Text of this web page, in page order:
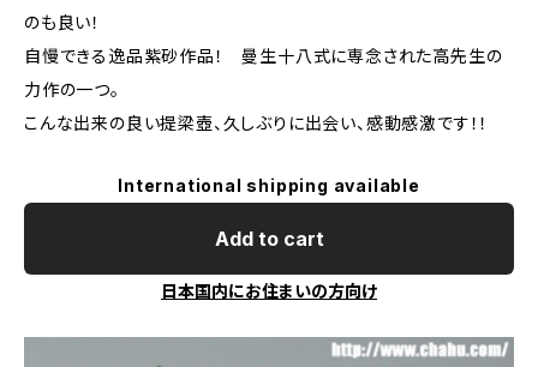
のも良い！
自慢できる逸品紫砂作品！ 曼生十八式に専念された高先生の
力作の一つ。
こんな出来の良い提梁壺、久しぶりに出会い、感動感激です！！
International shipping available
Add to cart
日本国内にお住まいの方向け